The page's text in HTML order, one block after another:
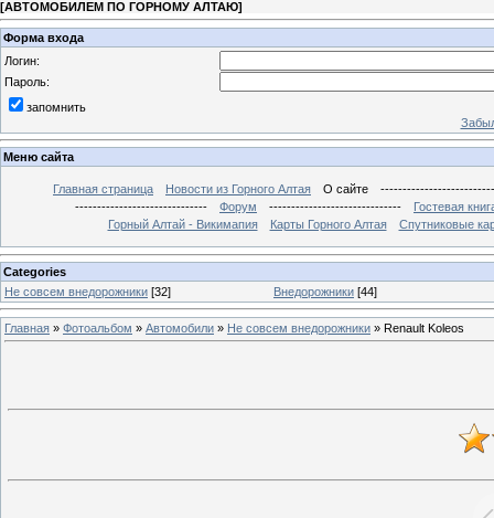
[АВТОМОБИЛЕМ ПО ГОРНОМУ АЛТАЮ]
Форма входа
Логин:
Пароль:
запомнить
Меню сайта
Главная страница Новости из Горного Алтая О сайте
------------------------------
Форум ------------------------------
Гостевая
Горный Алтай - Викимапия
Карты Горного Алтая Спутниковые
Categories
Не совсем внедорожники [32] Внедорожники [44]
Главная » Фотоальбом » Автомобили » Не совсем внедорожники » Renault Koleos